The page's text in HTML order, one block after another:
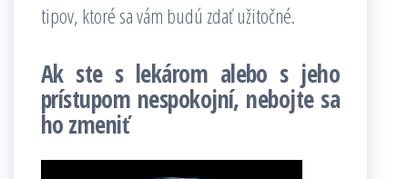
tipov, ktoré sa vám budú zdať užitočné.
Ak ste s lekárom alebo s jeho
prístupom nespokojní, nebojte sa
ho zmeniť